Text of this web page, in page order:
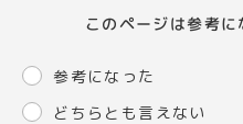
このページは参考に
参考になった
どちらとも言えない